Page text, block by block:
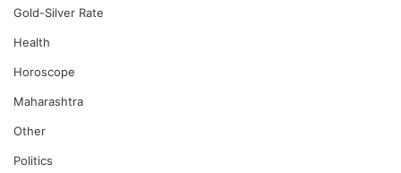
Gold-Silver Rate
Health
Horoscope
Maharashtra
Other
Politics